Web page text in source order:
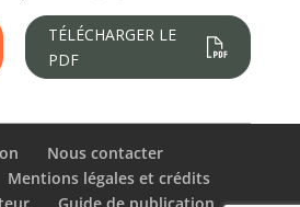
TÉLÉCHARGER LE
PDF
Nous contacter
Mentions légales et crédits